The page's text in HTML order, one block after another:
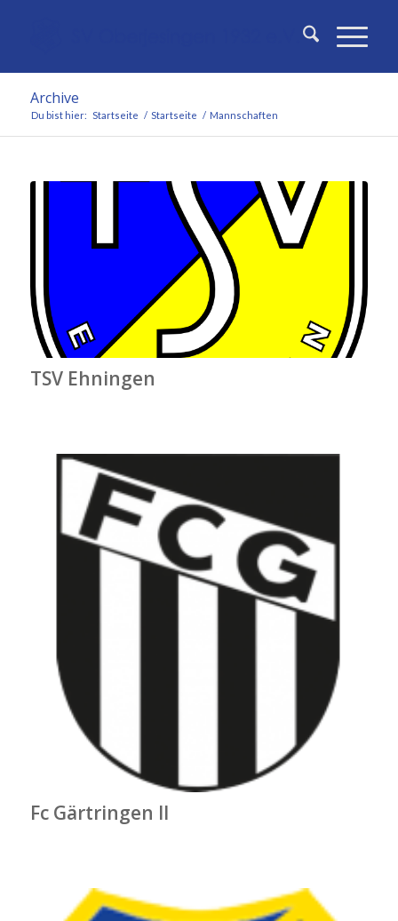
Archive
Du bist hier: Startseite / Startseite / Mannschaften
TSV Ehningen
Fc Gärtringen II